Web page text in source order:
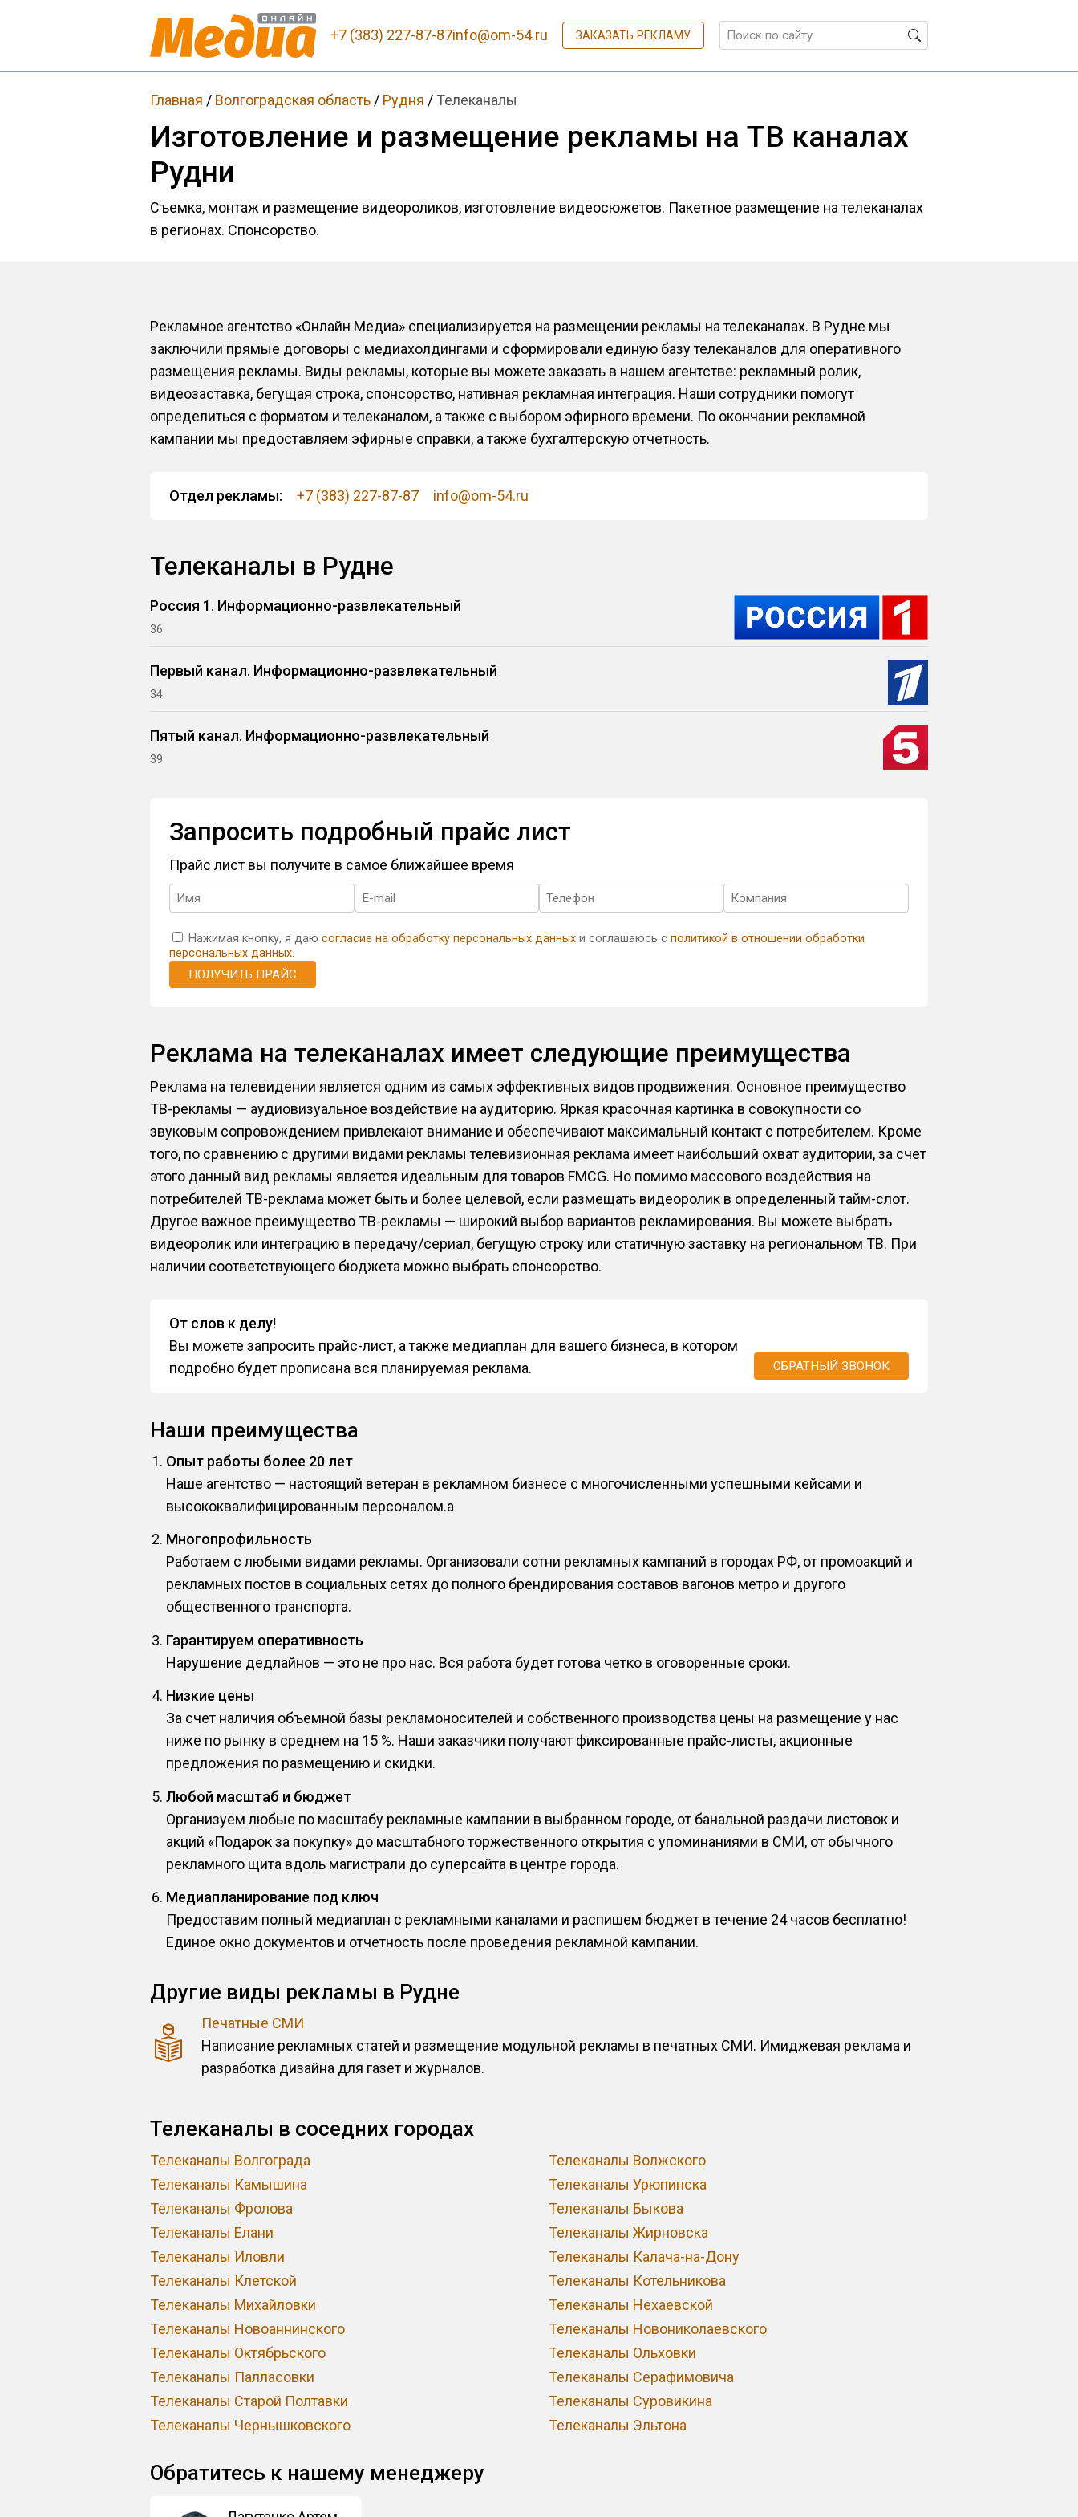
+7 (383) 227-87-87info@om-54.ru ЗАКАЗАТЬ РЕКЛАМУ
Главная / Волгоградская область / Рудня / Телеканалы
Изготовление и размещение рекламы на ТВ каналах
Рудни
Съемка, монтаж и размещение видеороликов, изготовление видеосюжетов. Пакетное размещение на телеканалах
в регионах. Спонсорство.
Рекламное агентство «Онлайн Медиа» специализируется на размещении рекламы на телеканалах. В Рудне мы
заключили прямые договоры с медиахолдингами и сформировали единую базу телеканалов для оперативного
размещения рекламы. Виды рекламы, которые вы можете заказать в нашем агентстве: рекламный ролик,
видеозаставка, бегущая строка, спонсорство, нативная рекламная интеграция. Наши сотрудники помогут
определиться с форматом и телеканалом, а также с выбором эфирного времени. По окончании рекламной
кампании мы предоставляем эфирные справки, а также бухгалтерскую отчетность.
Отдел рекламы: +7 (383) 227-87-87 info@om-54.ru
Телеканалы в Рудне
Россия 1. Информационно-развлекательный
36
Первый канал. Информационно-развлекательный
34
Пятый канал. Информационно-развлекательный
39
Запросить подробный прайс лист
Прайс лист вы получите в самое ближайшее время
Нажимая кнопку, я даюсогласие на обработку персональных данных и соглашаюсь сполитикой в отношении обработки
персональных данных.
ПОЛУЧИТЬ ПРАЙС
Реклама на телеканалах имеет следующие преимущества
Реклама на телевидении является одним из самых эффективных видов продвижения. Основное преимущество
ТВ-рекламы — аудиовизуальное воздействие на аудиторию. Яркая красочная картинка в совокупности со
звуковым сопровождением привлекают внимание и обеспечивают максимальный контакт с потребителем. Кроме
того, по сравнению с другими видами рекламы телевизионная реклама имеет наибольший охват аудитории, за счет
этого данный вид рекламы является идеальным для товаров FMCG. Но помимо массового воздействия на
потребителей ТВ-реклама может быть и более целевой, если размещать видеоролик в определенный тайм-слот.
Другое важное преимущество ТВ-рекламы — широкий выбор вариантов рекламирования. Вы можете выбрать
видеоролик или интеграцию в передачу/сериал, бегущую строку или статичную заставку на региональном ТВ. При
наличии соответствующего бюджета можно выбрать спонсорство.
От слов к делу!
Вы можете запросить прайс-лист, а также медиаплан для вашего бизнеса, в котором
подробно будет прописана вся планируемая реклама.
ОБРАТНЫЙ ЗВОНОК
Наши преимущества
Опыт работы более 20 лет
Наше агентство — настоящий ветеран в рекламном бизнесе с многочисленными успешными кейсами и
высококвалифицированным персоналом.a
Многопрофильность
Работаем с любыми видами рекламы. Организовали сотни рекламных кампаний в городах РФ, от промоакций и
рекламных постов в социальных сетях до полного брендирования составов вагонов метро и другого
общественного транспорта.
Гарантируем оперативность
Нарушение дедлайнов — это не про нас. Вся работа будет готова четко в оговоренные сроки.
Низкие цены
За счет наличия объемной базы рекламоносителей и собственного производства цены на размещение у нас
ниже по рынку в среднем на 15 %. Наши заказчики получают фиксированные прайс-листы, акционные
предложения по размещению и скидки.
Любой масштаб и бюджет
Организуем любые по масштабу рекламные кампании в выбранном городе, от банальной раздачи листовок и
акций «Подарок за покупку» до масштабного торжественного открытия с упоминаниями в СМИ, от обычного
рекламного щита вдоль магистрали до суперсайта в центре города.
Медиапланирование под ключ
Предоставим полный медиаплан с рекламными каналами и распишем бюджет в течение 24 часов бесплатно!
Единое окно документов и отчетность после проведения рекламной кампании.
Другие виды рекламы в Рудне
Печатные СМИ
Написание рекламных статей и размещение модульной рекламы в печатных СМИ. Имиджевая реклама и
разработка дизайна для газет и журналов.
Телеканалы в соседних городах
Телеканалы Волгограда
Телеканалы Волжского
Телеканалы Камышина
Телеканалы Урюпинска
Телеканалы Фролова
Телеканалы Быкова
Телеканалы Елани
Телеканалы Жирновска
Телеканалы Иловли
Телеканалы Калача-на-Дону
Телеканалы Клетской
Телеканалы Котельникова
Телеканалы Михайловки
Телеканалы Нехаевской
Телеканалы Новоаннинского
Телеканалы Новониколаевского
Телеканалы Октябрьского
Телеканалы Ольховки
Телеканалы Палласовки
Телеканалы Серафимовича
Телеканалы Старой Полтавки
Телеканалы Суровикина
Телеканалы Чернышковского
Телеканалы Эльтона
Обратитесь к нашему менеджеру